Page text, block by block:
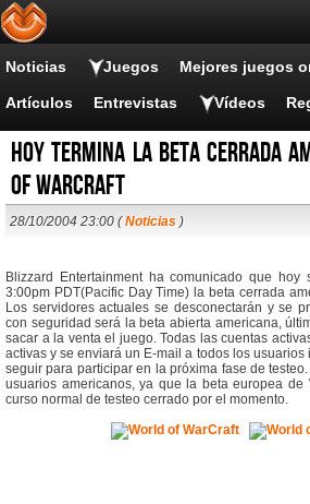
Noticias Juegos Mejores juegos
Artículos Entrevistas Vídeos
Hoy termina la beta cerrada
of Warcraft
28/10/2004 23:00 (Noticias )
Blizzard Entertainment ha comunicado que
3:00pm PDT(Pacific Day Time) la beta cerrada
Los servidores actuales se desconectarán y se
con seguridad será la beta abierta americana,
sacar a la venta el juego. Todas las cuentas
activas y se enviará un E-mail a todos los
seguir para participar en la próxima fase de
usuarios americanos, ya que la beta europea de
curso normal de testeo cerrado por el momento.